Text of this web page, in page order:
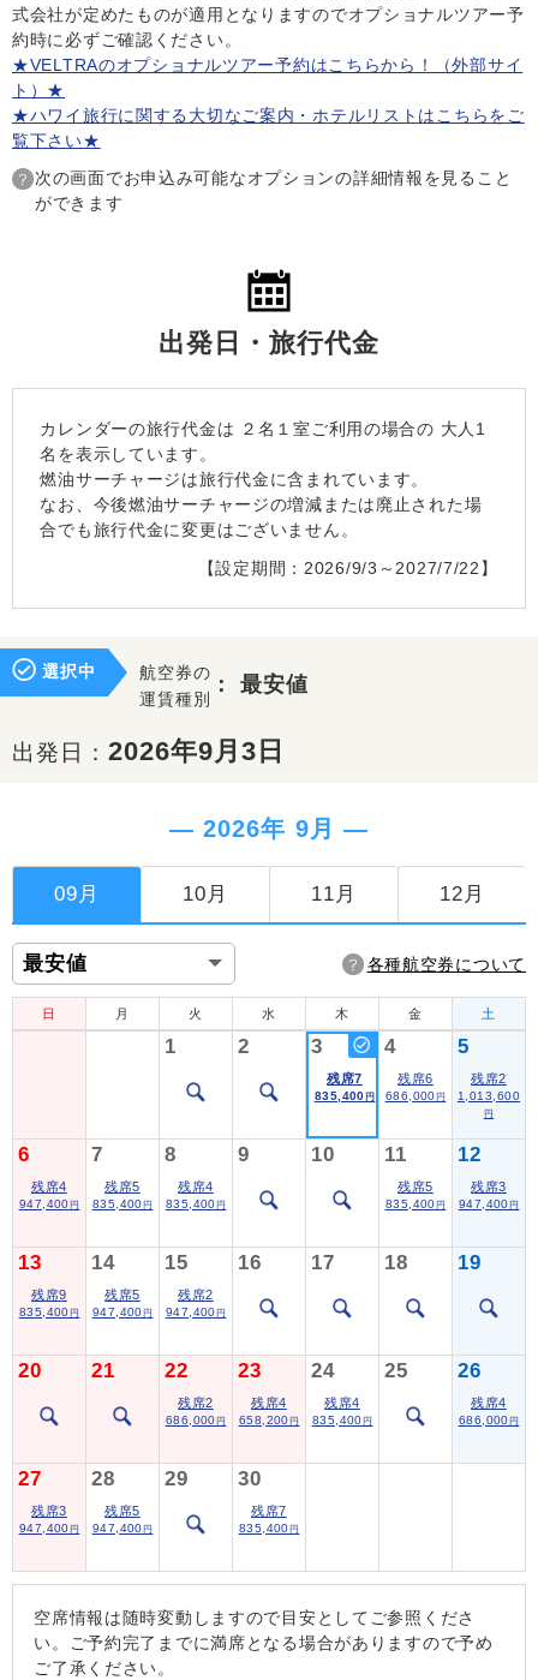
式会社が定めたものが適用となりますのでオプショナルツアー予
約時に必ずご確認ください。
★VELTRAのオプショナルツアー予約はこちらから！（外部サイ
ト）★
★ハワイ旅行に関する大切なご案内・ホテルリストはこちらをご
覧下さい★
次の画面でお申込み可能なオプションの詳細情報を見ること
ができます
出発日・旅行代金
カレンダーの旅行代金は ２名１室 ご利用の場合の 大人1
名を表示しています。
燃油サーチャージは旅行代金に含まれています。
なお、今後燃油サーチャージの増減または廃止された場
合でも旅行代金に変更はございません。
【設定期間：2026/9/3～2027/7/22】
選択中
航空券の
運賃種別
：最安値
出発日： 2026年9月3日
― 2026年 9月 ―
09月 10月 11月 12月
各種航空券について
日 月 火 水 木 金 土
1 2 3
残席7
835,400 円
4
残席6
686,000 円
5
残席2
1,013,600
円
6
残席4
947,400 円
7
残席5
835,400 円
8
残席4
835,400 円
9 10 11
残席5
835,400 円
12
残席3
947,400 円
13
残席9
835,400 円
14
残席5
947,400 円
15
残席2
947,400 円
16 17 18 19
20 21 22
残席2
686,000 円
23
残席4
658,200 円
24
残席4
835,400 円
25 26
残席4
686,000 円
27
残席3
947,400 円
28
残席5
947,400 円
29 30
残席7
835,400 円
空席情報は随時変動しますので目安としてご参照くださ
い。ご予約完了までに満席となる場合がありますので予め
ご了承ください。